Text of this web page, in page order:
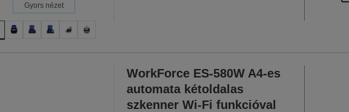
Gyors nézet
WorkForce ES-580W A4-es
automata kétoldalas
szkenner Wi-Fi funkcióval